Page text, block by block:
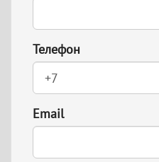
Телефон
Email